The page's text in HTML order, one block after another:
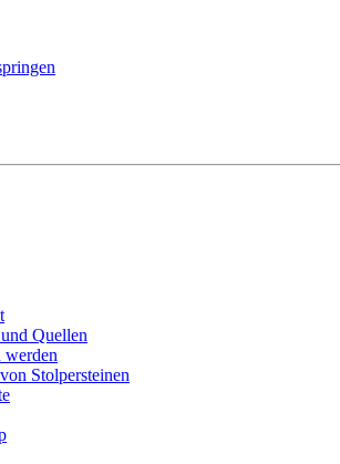
Quellen
werden
Stolpersteinen